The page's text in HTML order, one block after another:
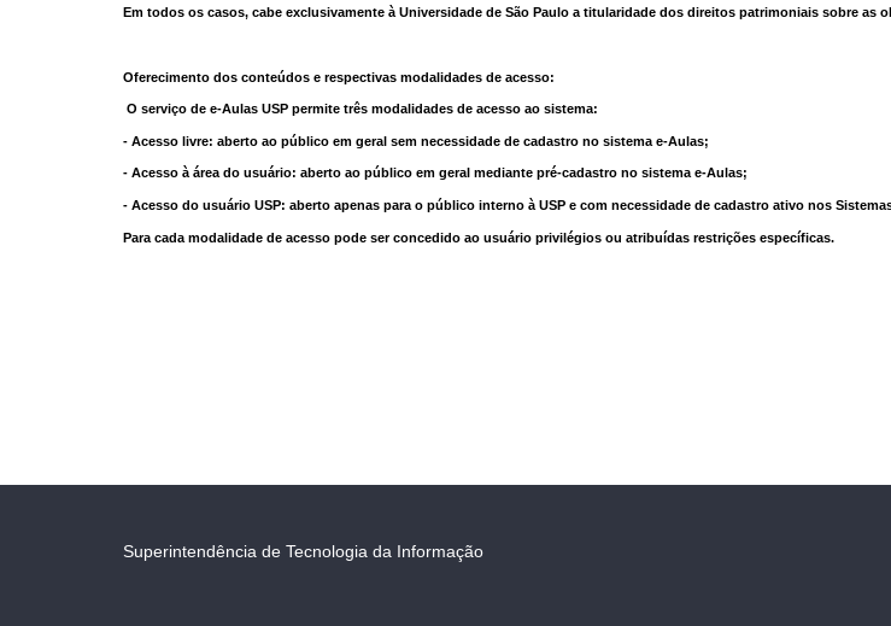
Em todos os casos, cabe exclusivamente à Universidade de São Paulo a titularidade dos direitos patrimoniais sobre
Oferecimento dos conteúdos e respectivas modalidades de acesso:
O serviço de e-Aulas USP permite três modalidades de acesso ao sistema:
- Acesso livre: aberto ao público em geral sem necessidade de cadastro no sistema e-Aulas;
- Acesso à área do usuário: aberto ao público em geral mediante pré-cadastro no sistema e-Aulas;
- Acesso do usuário USP: aberto apenas para o público interno à USP e com necessidade de cadastro ativo nos
Para cada modalidade de acesso pode ser concedido ao usuário privilégios ou atribuídas restrições específicas.
Superintendência de Tecnologia da Informação